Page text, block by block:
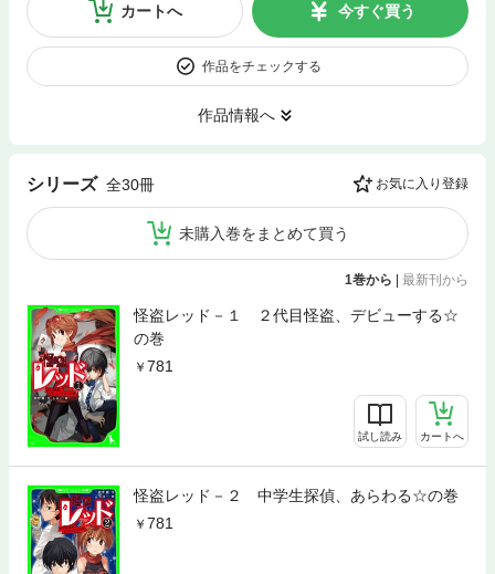
カートへ 今すぐ買う
作品をチェックする
作品情報へ
シリーズ 全30冊 お気に入り登録
未購入巻をまとめて買う
1巻から | 最新刊から
怪盗レッド－１ ２代目怪盗、デビューする☆
の巻
781
試し読み カートへ
怪盗レッド－２ 中学生探偵、あらわる☆の巻
781